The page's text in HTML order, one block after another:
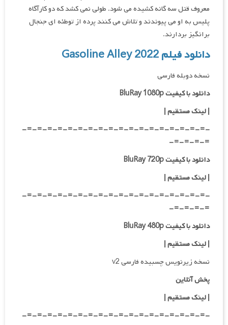
معروف قتل سه گانه کشیده می شود. طولی نمی کشد که دو کارآگاه
پلیس به او می پیوندند و تلاش می کنند پرده از توطئه ای جنجال
برانگیز بردارند.
دانلود فیلم Gasoline Alley 2022
نسخه دوبله فارسی
دانلود با کیفیت BluRay 1080p
|لینک مستقیم |
-=-=-=-=-=-=-=-=-=-=-=-=-=-=-=-=-=-=-
=-=-=-=-
دانلود با کیفیت BluRay 720p
| لینک مستقیم |
-=-=-=-=-=-=-=-=-=-=-=-=-=-=-=-=-=-=-
=-=-=-=-
دانلود با کیفیت BluRay 480p
| لینک مستقیم |
نسخه زیرنویس چسبیده فارسی v2
پخش آنلاین
| لینک مستقیم|
-=-=-=-=-=-=-=-=-=-=-=-=-=-=-=-=-=-=-